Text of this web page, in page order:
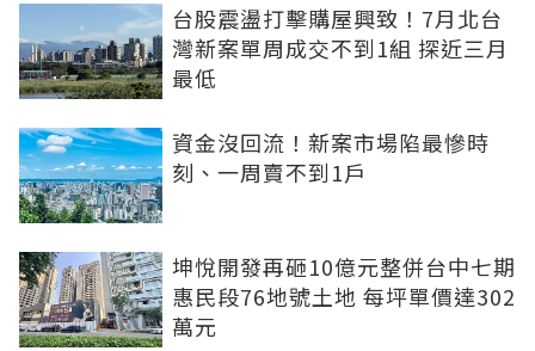
台股震盪打擊購屋興致！7月北台
灣新案單周成交不到1組 探近三月
最低
資金沒回流！新案市場陷最慘時
刻、一周賣不到1戶
坤悅開發再砸10億元整併台中七期
惠民段76地號土地 每坪單價達302
萬元